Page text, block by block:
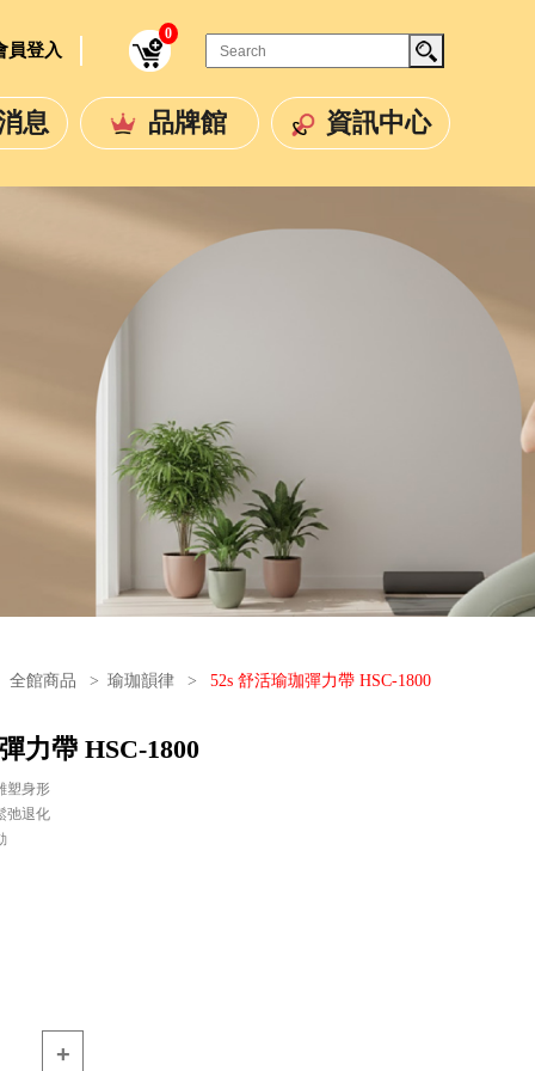
員登入
0
息 品牌館 資訊中心
全館商品 > 瑜珈韻律 > 52s 舒活瑜珈彈力帶 HSC-1800
力帶 HSC-1800
塑身形
弛退化
+